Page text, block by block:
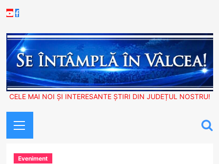
to
Youtube
Facebook
CELE MAI NOI ȘI INTERESANTE ȘTIRI DIN JUDEȚUL NOSTRU!
Menu
Eveniment